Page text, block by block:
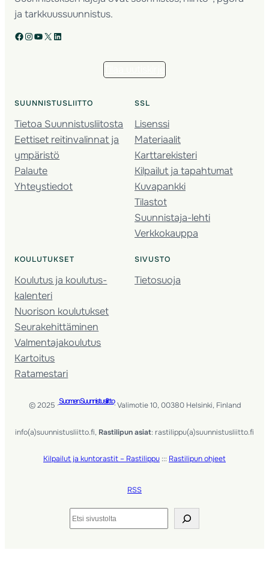
ja tarkkuussuunnistus.
Facebook Instagram YouTube X LinkedIn
SUUNNISTUSLIITTO
Tietoa Suunnistusliitosta
Eettiset reitinvalinnat ja
ympäristö
Palaute
Yhteystiedot
SSL
Lisenssi
Materiaalit
Karttarekisteri
Kilpailut ja tapahtumat
Kuvapankki
Tilastot
Suunnistaja-lehti
Verkkokauppa
KOULUTUKSET
Koulutus ja koulutus­
kalenteri
Nuorison koulutukset
Seura­kehittäminen
Valmentaja­koulutus
Kartoitus
Ratamestari
SIVUSTO
Tietosuoja
© 2025 ·Suomen Suunnistusliitto· Valimotie 10, 00380 Helsinki, Finland
info(a)suunnistusliitto.fi, Rastilipun asiat: rastilippu(a)suunnistusliitto.fi
Kilpailut ja kuntorastit – Rastilippu ::: Rastilipun ohjeet
RSS
Etsi